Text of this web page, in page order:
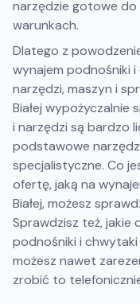
narzędzie gotowe do
warunkach.
Dlatego z
wynajem podnośniki
narzędzi, maszyn i
Białej
i narzędzi są bardzo
podstawowe
specjalistyczne. Co
ofertę, jaką na
Białej, możesz
Sprawdzisz też, jakie
podnośniki i
możesz nawet
zrobić to